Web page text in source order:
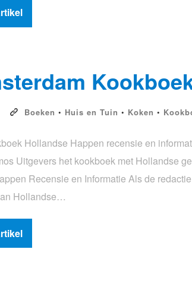
Boeken • Huis en Tuin • Koken •
Hollandse Happen recensie en
Uitgevers het kookboek met Hollandse
Recensie en Informatie Als de
Hollandse…